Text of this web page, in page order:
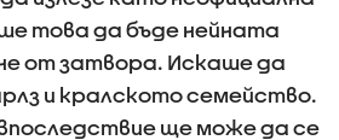
това да бъде нейната
от затвора. Искаше да
и кралското семейство.
ще може да се